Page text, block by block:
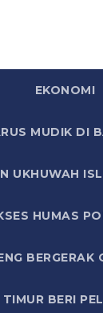
EKONOMI
MUDIK DI
UKHUWAH
HUMAS
BERI